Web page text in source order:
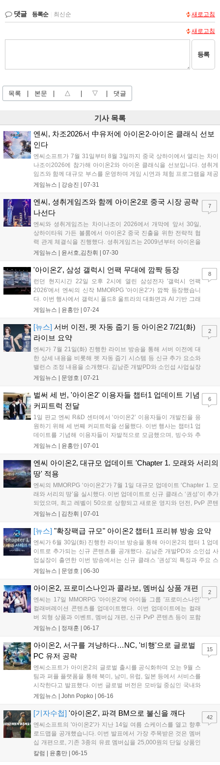
댓글 등록순 최신순 새로고침
새로고침
등록
목록 본문 △ ▽ 댓글
기사 목록
엔씨, 차조2026서 中유저에 아이온2-아이온 클래식 선보
인다
엔씨소프트가 7월 31일부터 8월 3일까지 중국 상하이에서 열리는 차이
나조이2026에 참가해 아이온2와 아이온 클래식을 선보입니다. 셩취게
임즈와 함께 대규모 부스를 운영하며 게임 시연과 체험 프로그램을 제공
합니다. 7월 30일 아이온2의 중국 서비스명을 공개하며 전략적 협력을
정입니다....
게임뉴스 | 강승진 07-31
엔씨, 셩취게임즈와 함께 아이온2로 중국 시장 공략
나선다
엔씨와 셩취게임즈는 차이나조이 2026에서 개막에 앞서 30일,
상하이타워 가든 볼룸에서 아이온2 중국 진출을 위한 전략적 협
력 관계 체결식을 진행했다. 셩취게임즈는 2009년부터 아이온을
중국 시장에 서비스 중인 파트너사로, 해당 IP에 대한 높은 이해도
22일 판호를 받은 '아이온 모바일...
게임뉴스 | 윤서호,김찬휘 07-30
7
'아이온2', 삼성 갤럭시 언팩 무대에 깜짝 등장
런던 현지시간 22일 오후 2시에 열린 삼성전자 '갤럭시 언팩
2026'에서 엔씨의 신작 MMORPG '아이온2'가 깜짝 등장했습니
다. 이번 행사에서 갤럭시 폴드8 울트라의 대화면과 AI 기반 그래
픽 기술인 '뉴럴 프레임 퓨전'을 시연하며 뛰어난 게이밍 성능을
이번 파트너십을 통해 향후 신제품과 게임 간의 추가적인 최적화
와 시너지가 더욱 기대되고 있습니다....
게임뉴스 | 윤홍만 07-24
8
[뉴스] 서버 이전, 펫 자동 줍기 등 아이온2 7/21(화)
라이브 요약
엔씨가 7월 21일(화) 진행한 라이브 방송을 통해 서버 이전에 대
한 상세 내용을 비롯해 펫 자동 줍기 시스템 등 신규 추가 요소와
밸런스 조정 내용을 소개했다. 김남준 개발PD와 소인섭 사업실장
이 출연한 이번 방송에서는 7월 22일부터 시작되는 서버 이전에
풀이 존재한다는 점이 강조되었다...
게임뉴스 | 문영호 07-21
2
벌써 세 번, '아이온2' 이용자들 챕터1 업데이트 기념
커피트럭 전달
1일 판교 엔씨 R&D 센터에서 ‘아이온2’ 이용자들이 개발진을 응
원하기 위해 세 번째 커피트럭을 선물했다. 이번 행사는 챕터1 업
데이트를 기념해 이용자들이 자발적으로 모금했으며, 빙수와 추
로스 등 300인분의 간식을 전달하며 1시간 동안 진행됐다. 소인
으며, 엔씨는 앞으로도 이용자와 적극적으로 소통하겠다고 밝혔
다....
게임뉴스 | 윤홍만 07-01
6
엔씨 아이온2, 대규모 업데이트 'Chapter 1. 모래와 서리의
땅' 적용
엔씨의 MMORPG ‘아이온2’가 7월 1일 대규모 업데이트 ‘Chapter 1. 모
래와 서리의 땅’을 실시했다. 이번 업데이트로 신규 클래스 ‘권성’이 추가
되었으며, 최고 레벨이 50으로 상향되고 새로운 영지와 던전, PvP 콘텐
츠가 대거 도입되었다. 또한 캐릭터 슬롯 무료 제공과 신규 및 복귀 이용
었다. 자세한 내용은 공식 홈페이지에서 확인 가능하다....
게임뉴스 | 김찬휘 07-01
[뉴스] "확장팩급 규모" 아이온2 챕터1 프리뷰 방송 요약
엔씨가 6월 30일(화) 진행한 라이브 방송을 통해 아이온2의 챕터 1 업데
이트로 추가되는 신규 콘텐츠를 공개했다. 김남준 개발PD와 소인섭 사
업실장이 출연한 이번 방송에서는 신규 클래스 '권성'의 특징과 주요 스
킬이 소개되었다. 권성은 분노 게이지를 모아 폭주 상태에 돌입해 강화
들었다가...
게임뉴스 | 문영호 06-30
아이온2, 프로미스나인과 콜라보, 멤버십 상품 개편
엔씨는 17일 MMORPG '아이온2'에 아이돌 그룹 '프로미스나인'
컬래버레이션 콘텐츠를 업데이트했다. 이번 업데이트에는 컬래
버 외형 상품과 이벤트, 멤버십 개편, 신규 PvP 콘텐츠 등이 포함
됐다. '아이온2'는 프로미스나인이 게임 속 배경인 '아트레이아'를
장하는 의상과 같은 외형 상품을 게...
게임뉴스 | 정재훈 06-17
2
아이온2, 서구를 겨냥하다…NC, '비행'으로 글로벌
PC 유저 공략
엔씨소프트가 아이온2의 글로벌 출시를 공식화하며 오는 9월 스
팀과 퍼플 플랫폼을 통해 북미, 남미, 유럽, 일본 등에서 서비스를
시작한다고 발표했다. 이번 글로벌 버전은 모바일 중심인 국내와
달리 PC에 특화된 형태로 개발되어 조작 체계와 그래픽 수준을
했다. 엔씨는 8개 직업군과 심리스 오픈 월드를 앞세워 해외 시장
을 공략할 계획이다....
게임뉴스 | John Popko 06-16
15
[기자수첩] '아이온2', 파격 BM으로 불신을 깨다
엔씨소프트의 '아이온2'가 지난 14일 여름 쇼케이스를 열고 향후
로드맵을 공개했습니다. 이번 발표에서 가장 주목받은 것은 멤버
십 개편으로, 기존 3종의 유료 멤버십을 25,000원의 단일 상품인
'콰이링 특급 멤버십'으로 통합하고 이용 기간을 30일로 늘렸습니
칼럼 | 윤홍만 06-15
42